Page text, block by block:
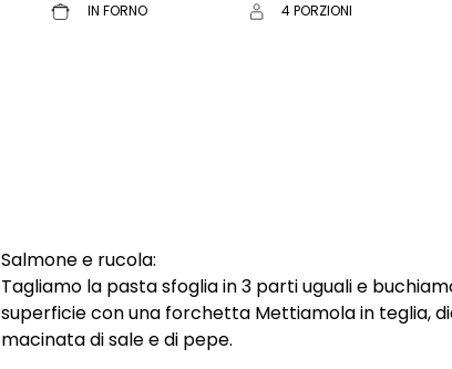
IN FORNO 4 PORZIONI
Salmone e rucola:
Tagliamo la pasta sfoglia in 3 parti uguali e
superficie con una forchetta Mettiamola in teglia,
macinata di sale e di pepe.